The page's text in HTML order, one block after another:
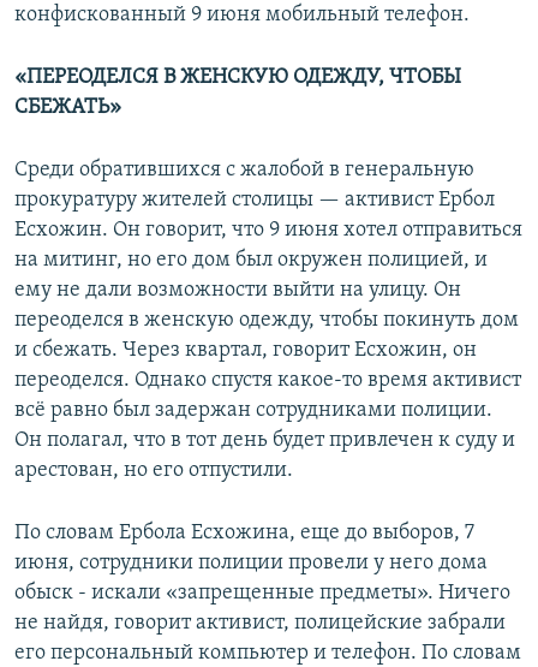
конфискованный 9 июня мобильный телефон.
«ПЕРЕОДЕЛСЯ В ЖЕНСКУЮ ОДЕЖДУ, ЧТОБЫ
СБЕЖАТЬ»
Среди обратившихся с жалобой в генеральную
прокуратуру жителей столицы — активист Ербол
Есхожин. Он говорит, что 9 июня хотел отправиться
на митинг, но его дом был окружен полицией, и
ему не дали возможности выйти на улицу. Он
переоделся в женскую одежду, чтобы покинуть дом
и сбежать. Через квартал, говорит Есхожин, он
переоделся. Однако спустя какое-то время активист
всё равно был задержан сотрудниками полиции.
Он полагал, что в тот день будет привлечен к суду и
арестован, но его отпустили.
По словам Ербола Есхожина, еще до выборов, 7
июня, сотрудники полиции провели у него дома
обыск - искали «запрещенные предметы». Ничего
не найдя, говорит активист, полицейские забрали
его персональный компьютер и телефон. По словам